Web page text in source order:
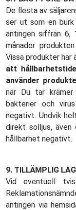
De flesta av
ser ut som en
antingen siffran 6,
månader
Vissa produkter har
att
använder
när Du tar
bakterier och
negativt. Undvik
direkt solljus,
hållbarhet negativt.
9. TILLÄMPLIG
Vid eventuell
antingen via